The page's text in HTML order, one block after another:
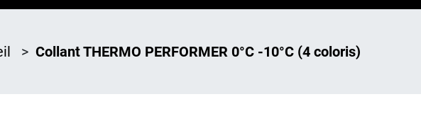
> Collant THERMO PERFORMER 0°C -10°C (4 coloris)